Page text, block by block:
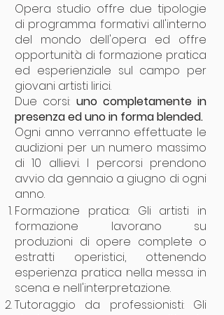
Opera studio offre due tipologie
di programma formativi all'interno
del mondo dell'opera ed offre
opportunità di formazione pratica
ed esperienziale sul campo per
giovani artisti lirici.
Due corsi: uno completamente in
presenza ed uno in forma blended.
Ogni anno verranno effettuate le
audizioni per un numero massimo
di 10 allievi. I percorsi prendono
avvio da gennaio a giugno di ogni
anno.
Formazione pratica: Gli artisti in
formazione lavorano su
produzioni di opere complete o
estratti operistici, ottenendo
esperienza pratica nella messa in
scena e nell'interpretazione.
Tutoraggio da professionisti: Gli